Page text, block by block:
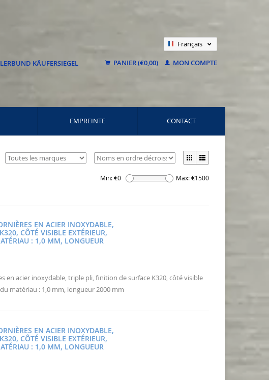
Français
Deutsch
PANIER (€0,00) MON COMPTE
EMPREINTE CONTACT
Min: €0 Max: €1500
EN ACIER INOXYDABLE,
CÔTÉ VISIBLE EXTÉRIEUR,
: 1,0 MM, LONGUEUR
en acier inoxydable, triple pli, finition de surface K320, côté visible
matériau : 1,0 mm, longueur 2000 mm
EN ACIER INOXYDABLE,
CÔTÉ VISIBLE EXTÉRIEUR,
: 1,0 MM, LONGUEUR